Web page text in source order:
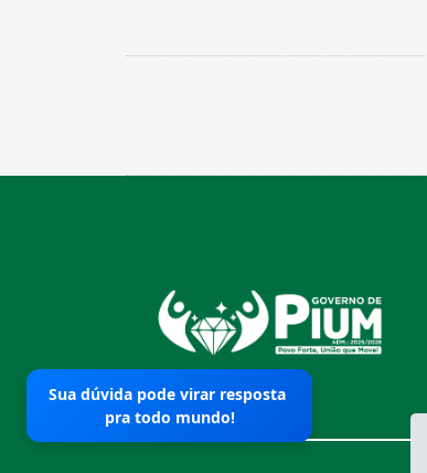
Sua dúvida pode virar resposta
pra todo mundo!